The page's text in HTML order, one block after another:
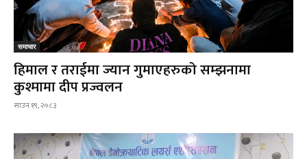
समाचार
हिमाल र तराईमा ज्यान गुमाएहरुको सम्झनामा
कुश्मामा दीप प्रज्वलन
साउन १९, २०८३